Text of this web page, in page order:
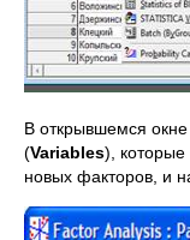
В открывшемся
(Variables),
новых факторов, и